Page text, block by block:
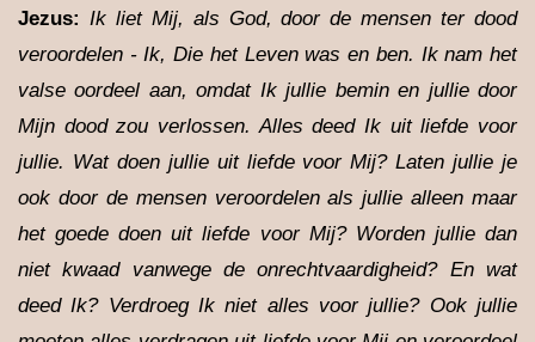
Jezus: Ik liet Mij, als God, door de mensen ter dood
veroordelen - Ik, Die het Leven was en ben. Ik nam het
valse oordeel aan, omdat Ik jullie bemin en jullie door
Mijn dood zou verlossen. Alles deed Ik uit liefde voor
jullie. Wat doen jullie uit liefde voor Mij? Laten jullie je
ook door de mensen veroordelen als jullie alleen maar
het goede doen uit liefde voor Mij? Worden jullie dan
niet kwaad vanwege de onrechtvaardigheid? En wat
deed Ik? Verdroeg Ik niet alles voor jullie? Ook jullie